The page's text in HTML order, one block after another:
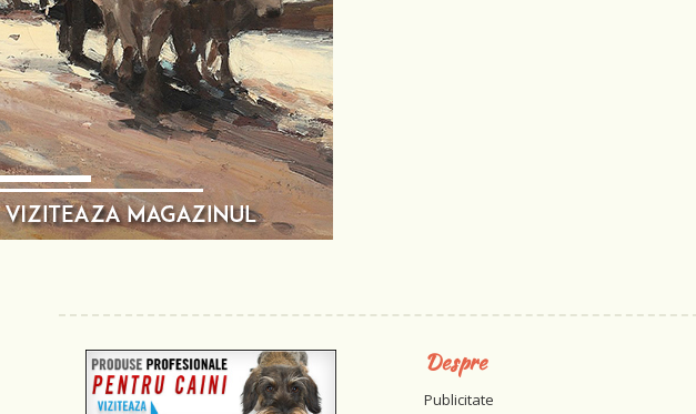
Despre
Publicitate